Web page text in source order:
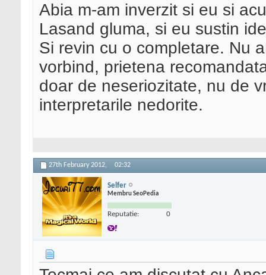
Abia m-am inverzit si eu si
Lasand gluma, si eu sustin
Si revin cu o completare. Nu
vorbind, prietena
doar de neseriozitate, nu de
interpretarile nedorite.
27th February 2012, 02:32
Selfer
Membru SeoPedia
Reputatie: 0